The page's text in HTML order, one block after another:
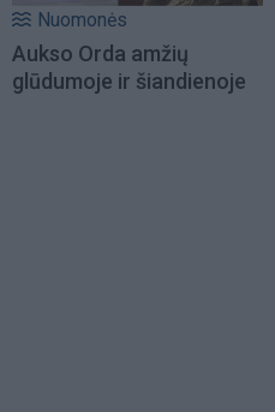
Nuomonės
Aukso Orda amžių
glūdumoje ir šiandienoje